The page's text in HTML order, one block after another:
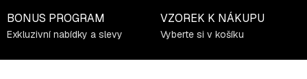
BONUS PROGRAM
Exkluzivní nabídky a slevy
VZOREK K NÁKUPU
Vyberte si v košíku